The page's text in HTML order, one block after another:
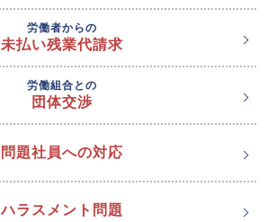
労働者からの
未払い残業代請求
労働組合との
団体交渉
問題社員への対応
ハラスメント問題